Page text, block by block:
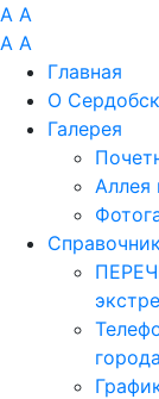
A A
A A
Главная
О
Галерея
Аллея
Справочник